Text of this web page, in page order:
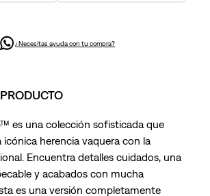
¿Necesitas ayuda con tu compra?
es una colección sofisticada que
herencia vaquera con la
Encuentra detalles cuidados, una
y acabados con mucha
es una versión completamente